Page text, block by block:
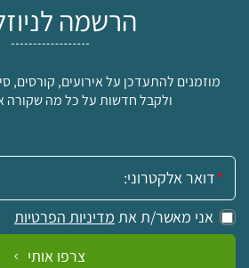
5
5
₪
הרשמה
מוזמנים להתעדכן על אירועים, קורסים,
ולקבל חדשות על כל מה שקורה
אימייל:
אני מאשר/ת את מדיניות הפרטיות
צרפו אותי